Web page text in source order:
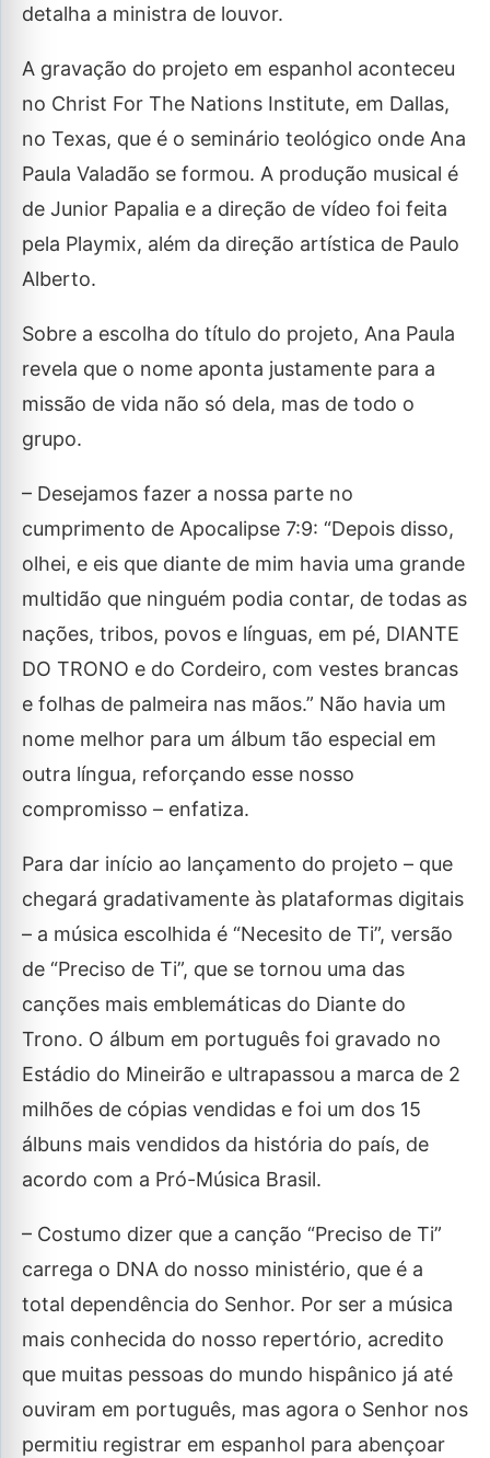
detalha a ministra de louvor.
A gravação do projeto em espanhol aconteceu
no Christ For The Nations Institute, em Dallas,
no Texas, que é o seminário teológico onde Ana
Paula Valadão se formou. A produção musical é
de Junior Papalia e a direção de vídeo foi feita
pela Playmix, além da direção artística de Paulo
Alberto.
Sobre a escolha do título do projeto, Ana Paula
revela que o nome aponta justamente para a
missão de vida não só dela, mas de todo o
grupo.
– Desejamos fazer a nossa parte no
cumprimento de Apocalipse 7:9: “Depois disso,
olhei, e eis que diante de mim havia uma grande
multidão que ninguém podia contar, de todas as
nações, tribos, povos e línguas, em pé, DIANTE
DO TRONO e do Cordeiro, com vestes brancas
e folhas de palmeira nas mãos.” Não havia um
nome melhor para um álbum tão especial em
outra língua, reforçando esse nosso
compromisso – enfatiza.
Para dar início ao lançamento do projeto – que
chegará gradativamente às plataformas digitais
– a música escolhida é “Necesito de Ti”, versão
de “Preciso de Ti”, que se tornou uma das
canções mais emblemáticas do Diante do
Trono. O álbum em português foi gravado no
Estádio do Mineirão e ultrapassou a marca de 2
milhões de cópias vendidas e foi um dos 15
álbuns mais vendidos da história do país, de
acordo com a Pró-Música Brasil.
– Costumo dizer que a canção “Preciso de Ti”
carrega o DNA do nosso ministério, que é a
total dependência do Senhor. Por ser a música
mais conhecida do nosso repertório, acredito
que muitas pessoas do mundo hispânico já até
ouviram em português, mas agora o Senhor nos
permitiu registrar em espanhol para abençoar